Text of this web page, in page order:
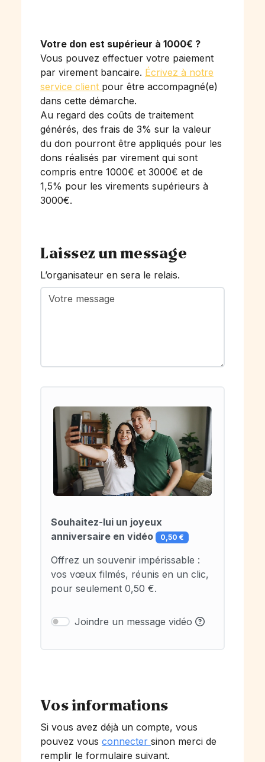
Votre don est supérieur à 1000€ ?
Vous pouvez effectuer votre paiement
par virement bancaire. Écrivez à notre
service client pour être accompagné(e)
dans cette démarche.
Au regard des coûts de traitement
générés, des frais de 3% sur la valeur
du don pourront être appliqués pour les
dons réalisés par virement qui sont
compris entre 1000€ et 3000€ et de
1,5% pour les virements supérieurs à
3000€.
Laissez un message
L’organisateur en sera le relais.
Souhaitez-lui un joyeux
anniversaire en vidéo
0,50 €
Offrez un souvenir impérissable :
vos vœux filmés, réunis en un clic,
pour seulement 0,50 €.
Joindre un message vidéo
Vos informations
Si vous avez déjà un compte, vous
pouvez vous connecter sinon merci de
remplir le formulaire suivant.